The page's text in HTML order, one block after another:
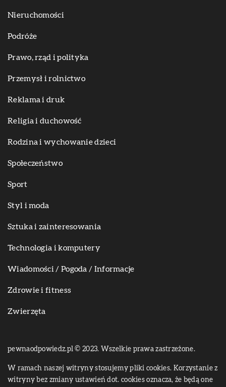
Nieruchomości
Podróże
Prawo, rząd i polityka
Przemysł i rolnictwo
Reklama i druk
Religia i duchowość
Rodzina i wychowanie dzieci
Społeczeństwo
Sport
Styl i moda
Sztuka i zainteresowania
Technologia i komputery
Wiadomości / Pogoda / Informacje
Zdrowie i fitness
Zwierzęta
pewnaodpowiedz.pl © 2023. Wszelkie prawa zastrzeżone.
W ramach naszej witryny stosujemy pliki cookies. Korzystanie z
witryny bez zmiany ustawień dot. cookies oznacza, że będą one